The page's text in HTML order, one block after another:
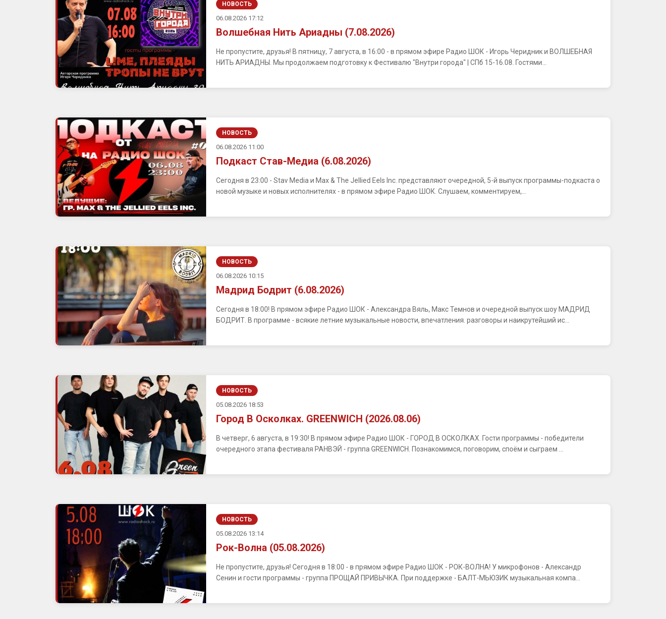
НОВОСТЬ
06.08.2026 17:12
Волшебная Нить Ариадны (7.08.2026)
Не пропустите, друзья! В пятницу, 7 августа, в 16:00 - в прямом эфире Радио ШОК - Игорь Черидник и ВОЛШЕБНАЯ
НИТЬ АРИАДНЫ. Мы продолжаем подготовку к Фестивалю "Внутри города" | СПб 15-16.08. Гостями...
НОВОСТЬ
06.08.2026 11:00
Подкаст Став-Медиа (6.08.2026)
Сегодня в 23:00 - Stav Media и Max & The Jellied Eels Inc. представляют очередной, 5-й выпуск программы-подкаста о
новой музыке и новых исполнителях - в прямом эфире Радио ШОК. Слушаем, комментируем,...
НОВОСТЬ
06.08.2026 10:15
Мадрид Бодрит (6.08.2026)
Сегодня в 18:00! В прямом эфире Радио ШОК - Александра Вяль, Макс Темнов и очередной выпуск шоу МАДРИД
БОДРИТ. В программе - всякие летние музыкальные новости, впечатления. разговоры и наикрутейший ис...
НОВОСТЬ
05.08.2026 18:53
Город В Осколках. GREENWICH (2026.08.06)
В четверг, 6 августа, в 19:30! В прямом эфире Радио ШОК - ГОРОД В ОСКОЛКАХ. Гости программы - победители
очередного этапа фестиваля РАНВЭЙ - группа GREENWICH. Познакомимся, поговорим, споём и сыграем ...
НОВОСТЬ
05.08.2026 13:14
Рок-Волна (05.08.2026)
Не пропустите, друзья! Сегодня в 18:00 - в прямом эфире Радио ШОК - РОК-ВОЛНА! У микрофонов - Александр
Сенин и гости программы - группа ПРОЩАЙ ПРИВЫЧКА. При поддержке - БАЛТ-МЬЮЗИК музыкальная компа...